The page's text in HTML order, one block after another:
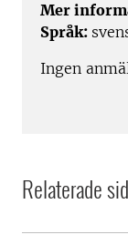
Mer
Språk:
Ingen
Relaterade